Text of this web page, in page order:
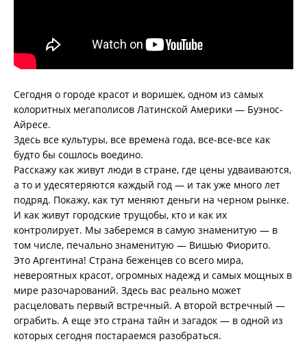
Сегодня о городе красот и воришек, одном из самых
колоритных мегаполисов Латинской Америки — Буэнос-
Айресе.
Здесь все культуры, все времена года, все-все-все как
будто бы сошлось воедино.
Расскажу как живут люди в стране, где цены удваиваются,
а то и удесятеряются каждый год — и так уже много лет
подряд. Покажу, как тут меняют деньги на черном рынке.
И как живут городские трущобы, кто и как их
контролирует. Мы заберемся в самую знаменитую — в
том числе, печально знаменитую — Вишью Фиорито.
Это Аргентина! Страна беженцев со всего мира,
невероятных красот, огромных надежд и самых мощных в
мире разочарований. Здесь вас реально может
расцеловать первый встречный. А второй встречный —
ограбить. А еще это страна тайн и загадок — в одной из
которых сегодня постараемся разобраться.